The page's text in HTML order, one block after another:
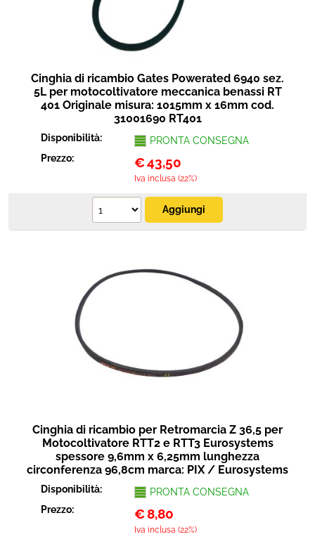
Cinghia di ricambio Gates Powerated 6940 sez.
5L per motocoltivatore meccanica benassi RT
401 Originale misura: 1015mm x 16mm cod.
31001690 RT401
Disponibilità:
PRONTA CONSEGNA
Prezzo:
€43,50
Iva inclusa (22%)
Cinghia di ricambio per Retromarcia Z 36,5 per
Motocoltivatore RTT2 e RTT3 Eurosystems
spessore 9,6mm x 6,25mm lunghezza
circonferenza 96,8cm marca: PIX / Eurosystems
Disponibilità:
PRONTA CONSEGNA
Prezzo:
€8,80
Iva inclusa (22%)